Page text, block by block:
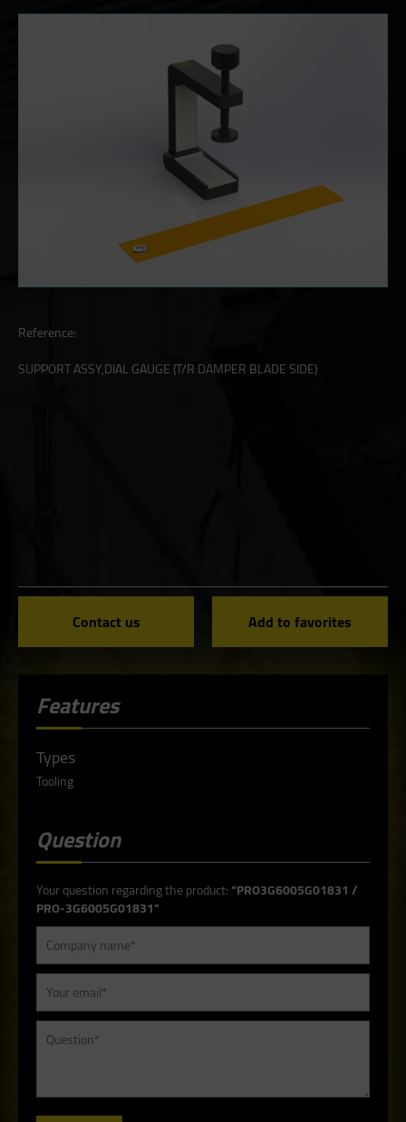
Reference:
SUPPORT ASSY,DIAL GAUGE (T/R DAMPER BLADE SIDE)
Contact us Add to favorites
Features
Types
Tooling
Question
Your question regarding the product:"PRO3G6005G01831 /
PRO-3G6005G01831"